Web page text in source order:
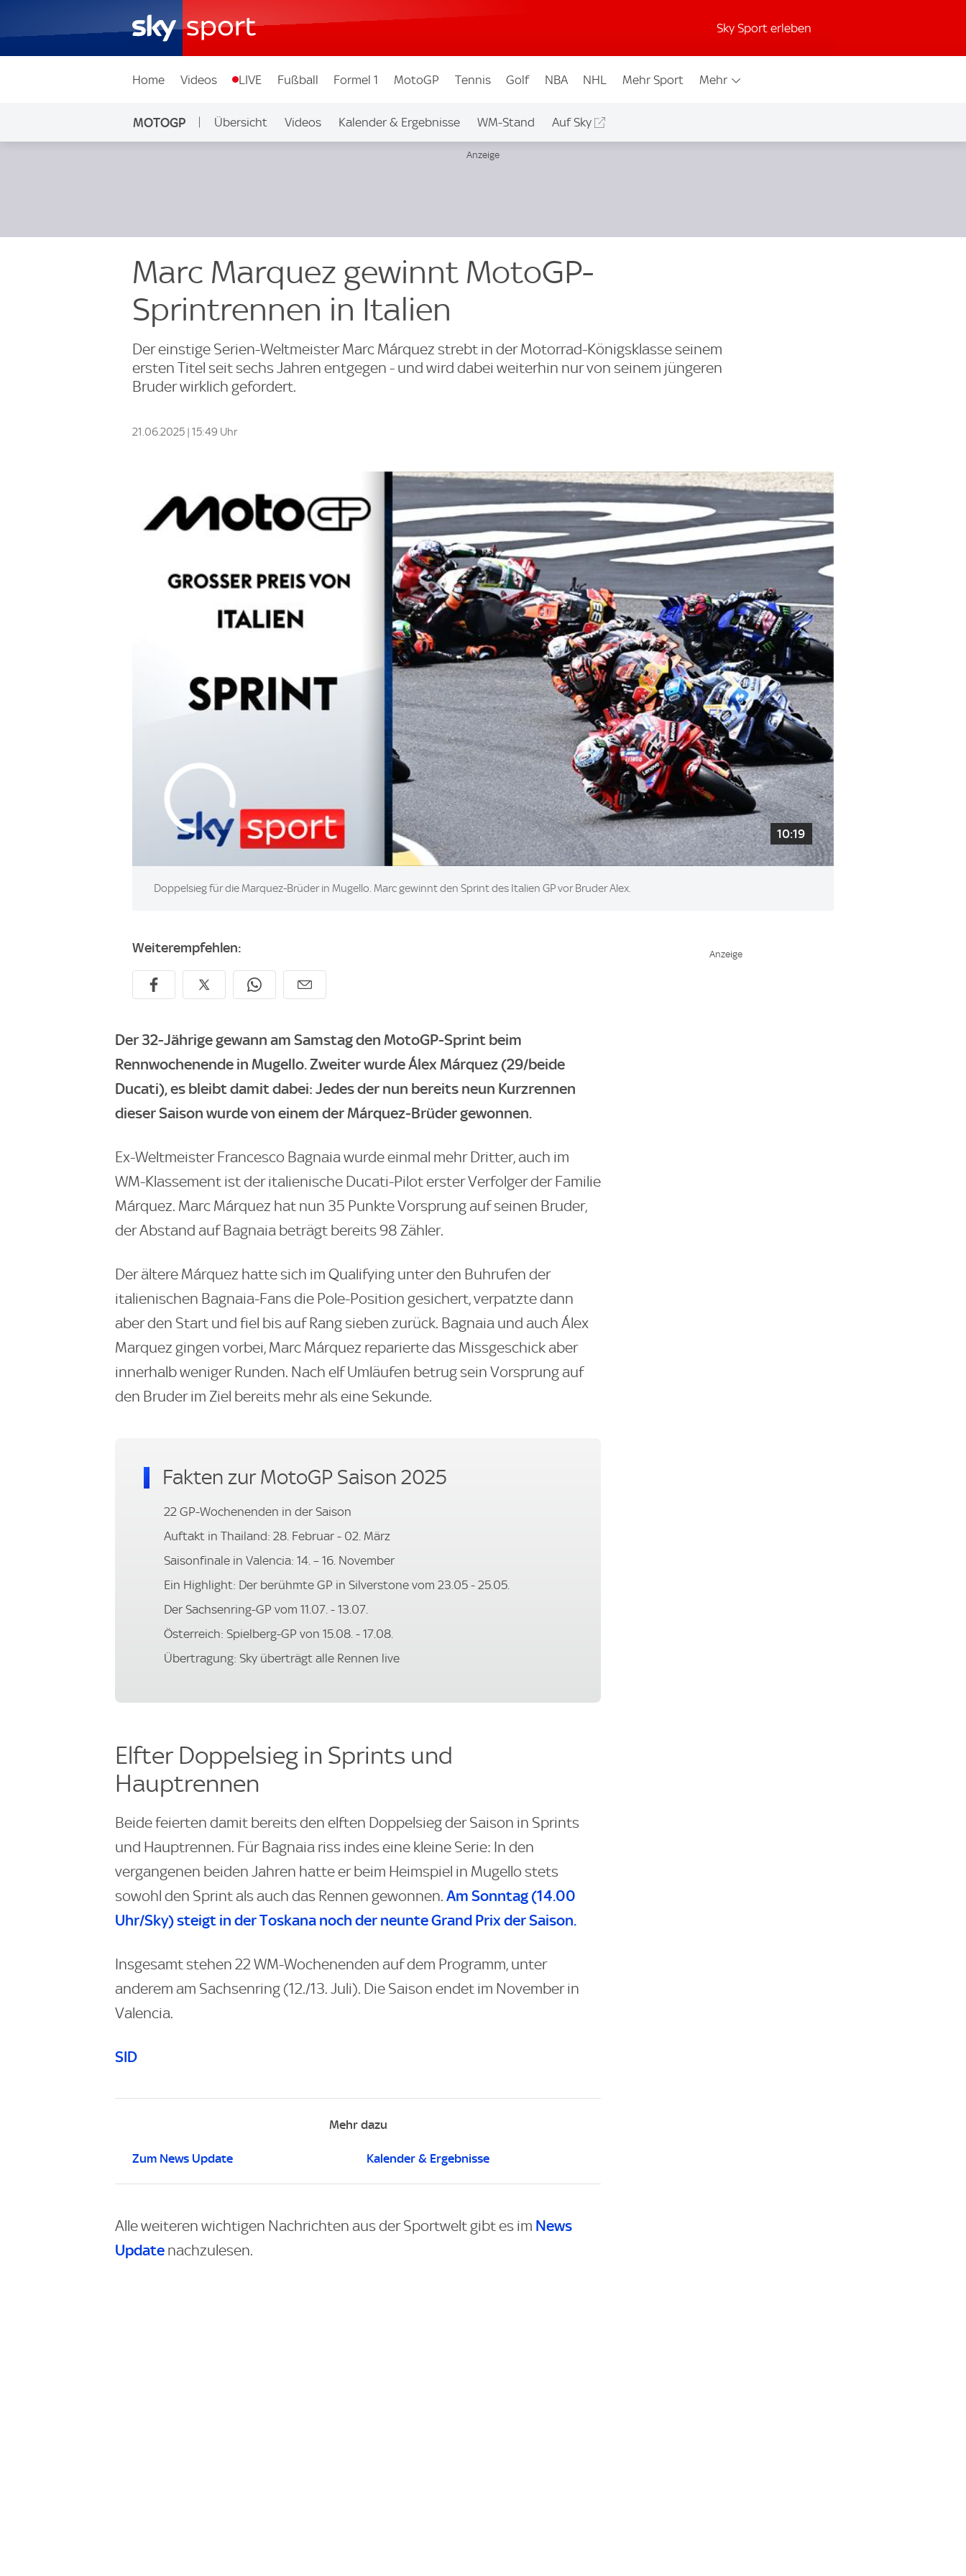
Sky Sport erleben
Home Videos LIVE Fußball Formel 1 MotoGP Tennis Golf NBA NHL Mehr Sport Mehr
MOTOGP Übersicht Videos Kalender & Ergebnisse WM-Stand Auf Sky
Marc Marquez gewinnt MotoGP-
Sprintrennen in Italien
Der einstige Serien-Weltmeister Marc Márquez strebt in der Motorrad-Königsklasse seinem
ersten Titel seit sechs Jahren entgegen - und wird dabei weiterhin nur von seinem jüngeren
Bruder wirklich gefordert.
21.06.2025 | 15:49 Uhr
10:19
Doppelsieg für die Marquez-Brüder in Mugello. Marc gewinnt den Sprint des Italien GP vor Bruder Alex.
Weiterempfehlen:
Der 32-Jährige gewann am Samstag den MotoGP-Sprint beim
Rennwochenende in Mugello. Zweiter wurde Álex Márquez (29/beide
Ducati), es bleibt damit dabei: Jedes der nun bereits neun Kurzrennen
dieser Saison wurde von einem der Márquez-Brüder gewonnen.
Ex-Weltmeister Francesco Bagnaia wurde einmal mehr Dritter, auch im
WM-Klassement ist der italienische Ducati-Pilot erster Verfolger der Familie
Márquez. Marc Márquez hat nun 35 Punkte Vorsprung auf seinen Bruder,
der Abstand auf Bagnaia beträgt bereits 98 Zähler.
Der ältere Márquez hatte sich im Qualifying unter den Buhrufen der
italienischen Bagnaia-Fans die Pole-Position gesichert, verpatzte dann
aber den Start und fiel bis auf Rang sieben zurück. Bagnaia und auch Álex
Marquez gingen vorbei, Marc Márquez reparierte das Missgeschick aber
innerhalb weniger Runden. Nach elf Umläufen betrug sein Vorsprung auf
den Bruder im Ziel bereits mehr als eine Sekunde.
Fakten zur MotoGP Saison 2025
22 GP-Wochenenden in der Saison
Auftakt in Thailand: 28. Februar - 02. März
Saisonfinale in Valencia: 14. – 16. November
Ein Highlight: Der berühmte GP in Silverstone vom 23.05 - 25.05.
Der Sachsenring-GP vom 11.07. - 13.07.
Österreich: Spielberg-GP von 15.08. - 17.08.
Übertragung: Sky überträgt alle Rennen live
Elfter Doppelsieg in Sprints und
Hauptrennen
Beide feierten damit bereits den elften Doppelsieg der Saison in Sprints
und Hauptrennen. Für Bagnaia riss indes eine kleine Serie: In den
vergangenen beiden Jahren hatte er beim Heimspiel in Mugello stets
sowohl den Sprint als auch das Rennen gewonnen. Am Sonntag (14.00
Uhr/Sky) steigt in der Toskana noch der neunte Grand Prix der Saison.
Insgesamt stehen 22 WM-Wochenenden auf dem Programm, unter
anderem am Sachsenring (12./13. Juli). Die Saison endet im November in
Valencia.
SID
Mehr dazu
Zum News Update Kalender & Ergebnisse
Alle weiteren wichtigen Nachrichten aus der Sportwelt gibt es im News
Update nachzulesen.